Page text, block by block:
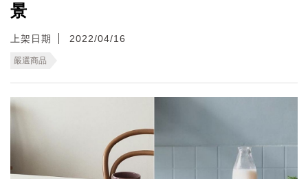
景
上架日期 2022/04/16
嚴選商品